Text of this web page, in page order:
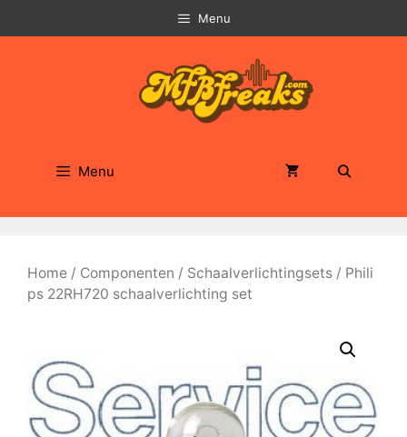
naar
Menu
Menu
Home / Componenten / Schaalverlichtingsets / Phili
ps 22RH720 schaalverlichting set